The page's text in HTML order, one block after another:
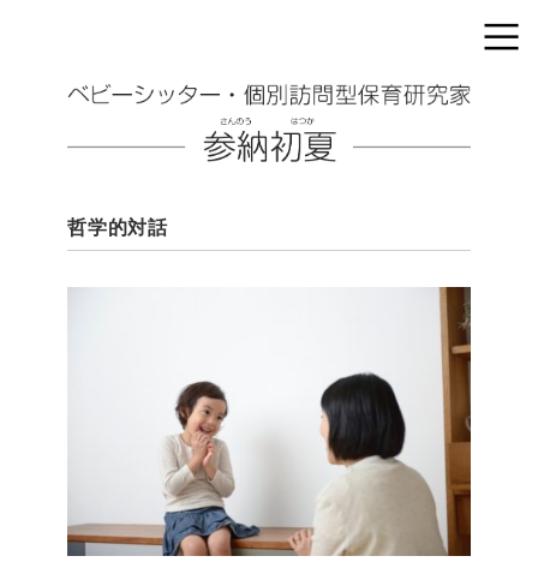
哲学的対話